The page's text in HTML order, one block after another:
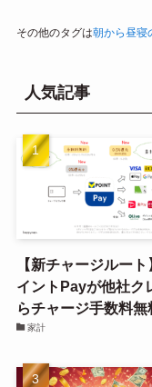
その他のタグは朝から昼寝
人気記事
【新チャージルー
イントPayが他社ク
らチャージ手数料無
家計